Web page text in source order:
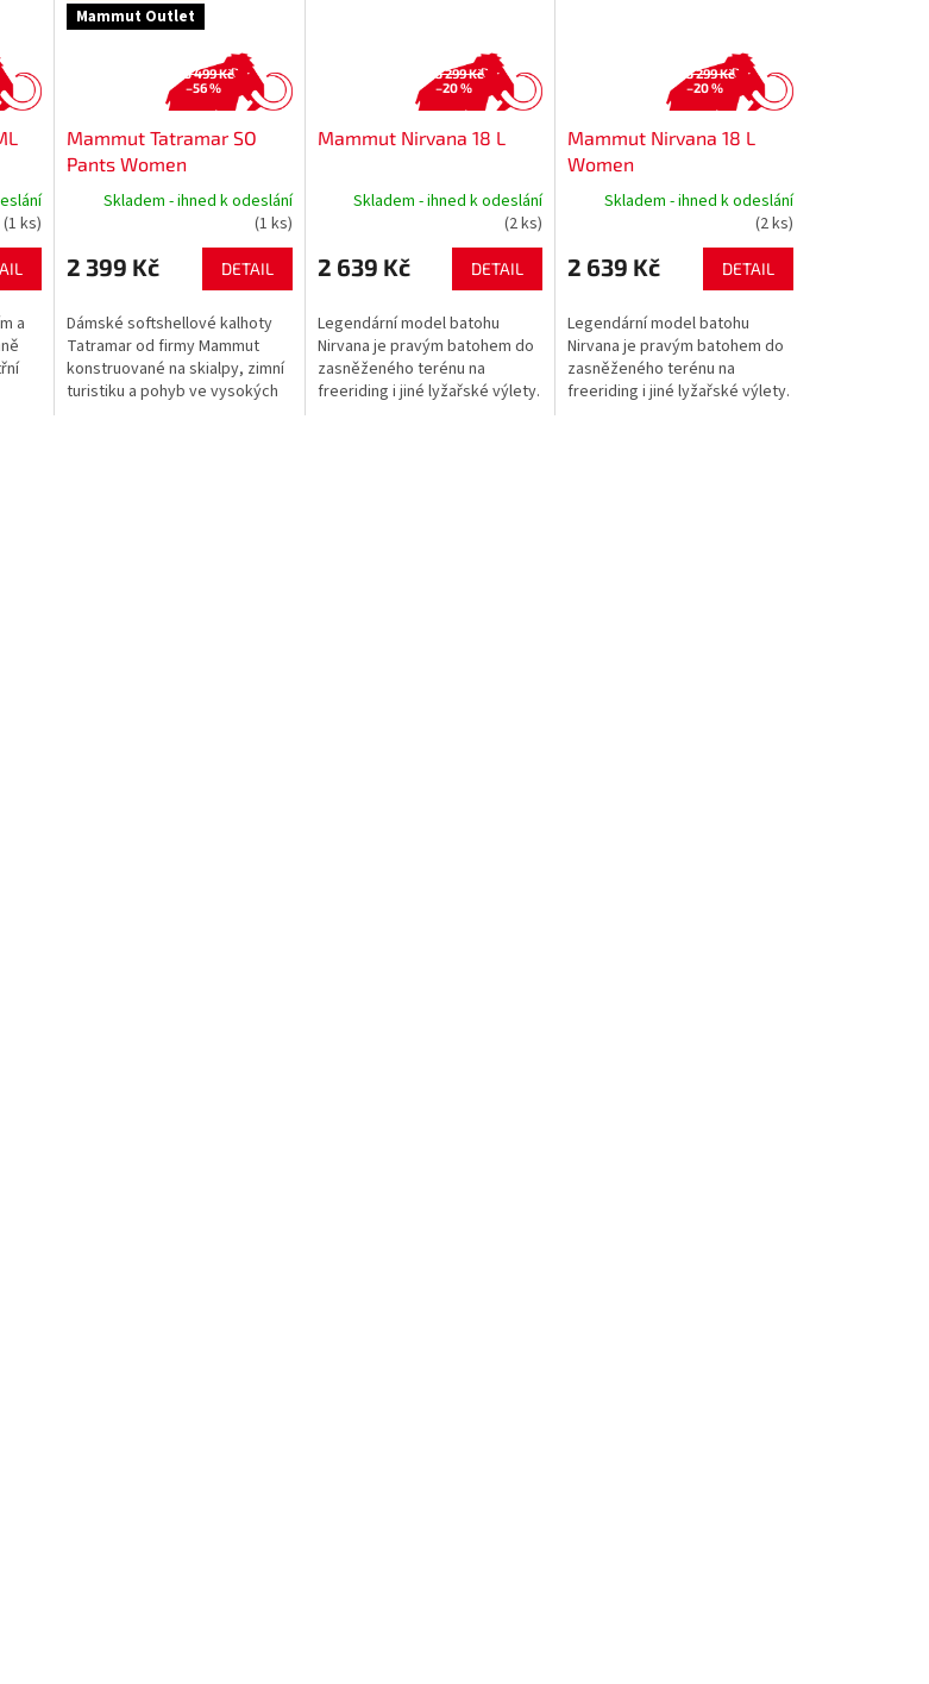
(1 ks)
a
Mammut Outlet
5 499 Kč
–56 %
Mammut Tatramar SO
Pants Women
Skladem - ihned k odeslání
(1 ks)
2 399 Kč DETAIL
Dámské softshellové kalhoty
Tatramar od firmy Mammut
konstruované na skialpy, zimní
turistiku a pohyb ve vysokých
3 299 Kč
–20 %
Mammut Nirvana 18 L
Skladem - ihned k odeslání
(2 ks)
2 639 Kč DETAIL
Legendární model batohu
Nirvana je pravým batohem do
zasněženého terénu na
freeriding i jiné lyžařské výlety.
3 299 Kč
–20 %
Mammut Nirvana 18 L
Women
Skladem - ihned k odeslání
(2 ks)
2 639 Kč DETAIL
Legendární model batohu
Nirvana je pravým batohem do
zasněženého terénu na
freeriding i jiné lyžařské výlety.